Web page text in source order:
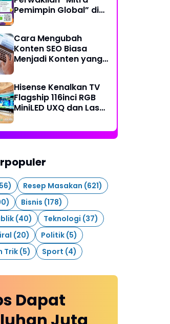
Program SMA Unggul
Garuda
Dimulai di Konawe
Selatan, PTPP Hadirkan
Fasilitas Pendidikan
Berkualitas
Pemimpin Global” di
Cara Mengubah
Konten SEO Biasa
Menjadi Konten yang
Hisense Kenalkan TV
Flagship 116inci RGB
MiniLED UXQ dan Laser
Partner Conference
2026
Resep Masakan (621)
Bisnis (178)
(40) Teknologi (37)
(20) Politik (5)
Trik (5) Sport (4)
Dapat